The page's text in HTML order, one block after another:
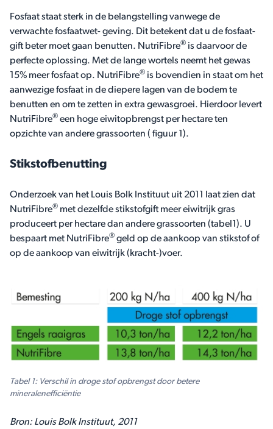
Fosfaat staat sterk in de belangstelling vanwege de
verwachte fosfaatwet- geving. Dit betekent dat u de fosfaat-
gift beter moet gaan benutten. NutriFibre® is daarvoor de
perfecte oplossing. Met de lange wortels neemt het gewas
15% meer fosfaat op. NutriFibre® is bovendien in staat om het
aanwezige fosfaat in de diepere lagen van de bodem te
benutten en om te zetten in extra gewasgroei. Hierdoor levert
NutriFibre® een hoge eiwitopbrengst per hectare ten
opzichte van andere grassoorten ( figuur 1).
Stikstofbenutting
Onderzoek van het Louis Bolk Instituut uit 2011 laat zien dat
NutriFibre® met dezelfde stikstofgift meer eiwitrijk gras
produceert per hectare dan andere grassoorten (tabel1). U
bespaart met NutriFibre® geld op de aankoop van stikstof of
op de aankoop van eiwitrijk (kracht-)voer.
Tabel 1: Verschil in droge stof opbrengst door betere
mineralenefficiëntie
Bron: Louis Bolk Instituut, 2011